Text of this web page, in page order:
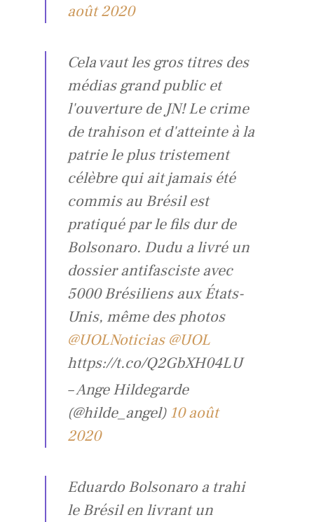
août 2020
Cela vaut les gros titres des
médias grand public et
l'ouverture de JN! Le crime
de trahison et d'atteinte à la
patrie le plus tristement
célèbre qui ait jamais été
commis au Brésil est
pratiqué par le fils dur de
Bolsonaro. Dudu a livré un
dossier antifasciste avec
5000 Brésiliens aux États-
Unis, même des photos
@UOLNoticias @UOL
https://t.co/Q2GbXH04LU
– Ange Hildegarde
(@hilde_angel) 10 août
2020
Eduardo Bolsonaro a trahi
le Brésil en livrant un